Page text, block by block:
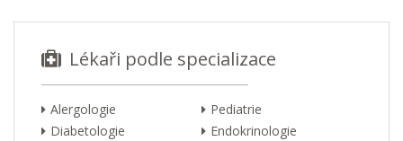
Lékaři podle specializace
Alergologie
Pediatrie
Diabetologie
Endokrinologie